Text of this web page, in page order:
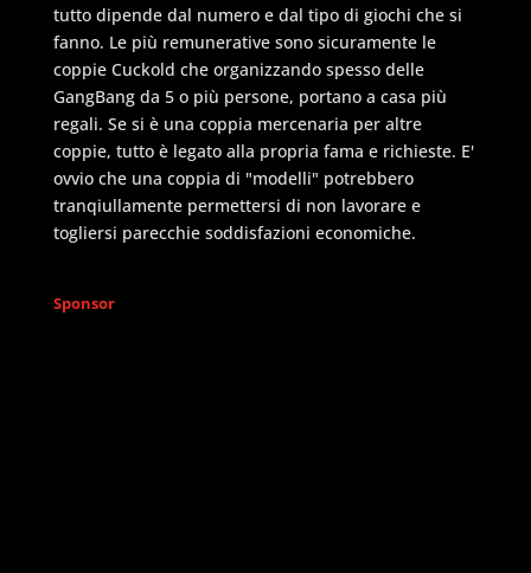
tutto dipende dal numero e dal tipo di giochi che si
fanno. Le più remunerative sono sicuramente le
coppie Cuckold che organizzando spesso delle
GangBang da 5 o più persone, portano a casa più
regali. Se si è una coppia mercenaria per altre
coppie, tutto è legato alla propria fama e richieste. E'
ovvio che una coppia di "modelli" potrebbero
tranqiullamente permettersi di non lavorare e
togliersi parecchie soddisfazioni economiche.
Sponsor